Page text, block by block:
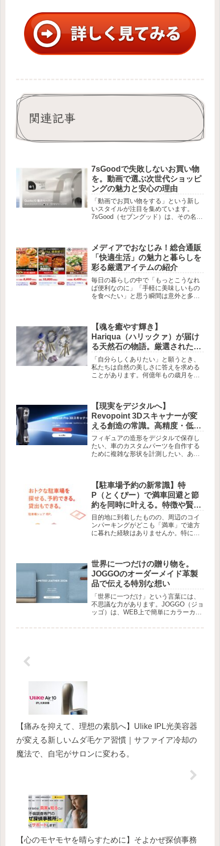
関連記事
7sGoodで失敗しないお買い物
を。動画で選ぶ次世代ショッピ
ングの魅力と安心の理由
「動画でお買い物をする」という新し
いスタイルが注目を集めています。
7sGood（セブングッド）は、その名の
品の動きや質感、実際のサイズ感...
メディアでおなじみ！総合通販
「快適生活」の魅力と暮らしを
彩る厳選アイテムの紹介
毎日の暮らしの中で「もっとこうなれ
ば便利なのに」「手軽に美味しいもの
を食べたい」と思う瞬間は意外と多い
サービスです。ネットショッピングが
当た...
【魂を癒やす輝き】
Hariqua（ハリックァ）が届け
る天然石の物語。厳選された希
少石と18金の調和が、あなたの
毎日を輝かせる理由
「自分らしくありたい」と願うとき、
私たちは自然の美しさに答えを求める
ことがあります。何億年もの歳月をか
Hariqua（ハリックァ）は、そんな石...
【現実をデジタルへ】
Revopoint 3Dスキャナーが変
える創造の常識。高精度・低価
格・ポータブルな実力を徹底解
説
フィギュアの造形をデジタルで保存し
たい、車のカスタムパーツを自作する
ために複雑な形状を計測したい、ある
位の機材と高度な専門知識を必要と...
【駐車場予約の新常識】特
P（とくぴー）で満車回避と節
約を同時に叶える。特徴や賢い
活用術を徹底解説
目的地に到着したものの、周辺のコイ
ンパーキングがどこも「満車」で途方
に暮れた経験はありませんか。特にイ
ドライバーの強い味方となるのが、駐
車...
世界に一つだけの贈り物を。
JOGGOのオーダーメイド革製
品で伝える特別な想い
「世界に一つだけ」という言葉には、
不思議な力があります。JOGGO（ジョ
ッゴ）は、WEB上で簡単にカラーカス
【痛みを抑えて、理想の素肌へ】Ulike IPL光美容器
が変える新しいムダ毛ケア習慣｜サファイア冷却の
魔法で、自宅がサロンに変わる。
【心のモヤモヤを晴らすために】そよかぜ探偵事務